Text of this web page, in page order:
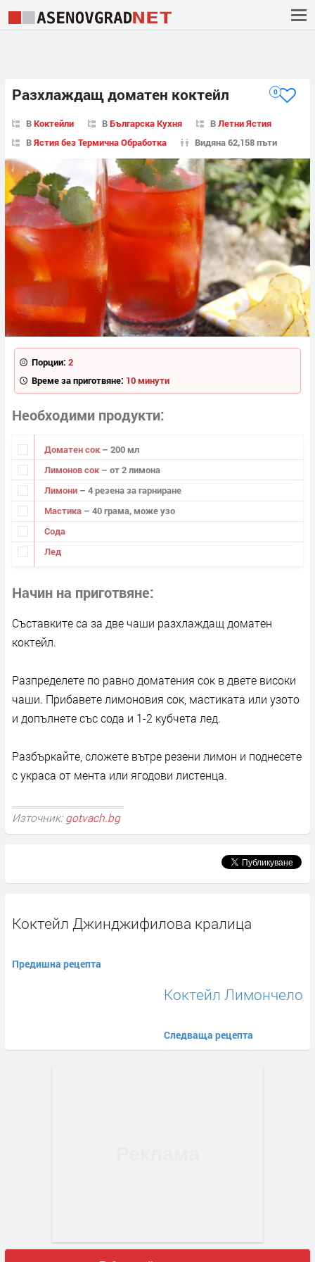
Разхлаждащ доматен коктейл 0
ВКоктейли ВБългарска Кухня ВЛетни Ястия
ВЯстия без Термична Обработка Видяна 62,158 пъти
Порции: 2
Време за приготвяне: 10 минути
Необходими продукти
Доматен сок – 200 мл
Лимонов сок – от 2 лимона
Лимони – 4 резена за гарниране
Мастика – 40 грама, може узо
Сода
Лед
Начин на приготвяне
Съставките са за две чаши разхлаждащ доматен
коктейл.
Разпределете по равно доматения сок в двете високи
чаши. Прибавете лимоновия сок, мастиката или узото
и допълнете със сода и 1-2 кубчета лед.
Разбъркайте, сложете вътре резени лимон и поднесете
с украса от мента или ягодови листенца.
Източник: gotvach.bg
Коктейл Джинджифилова кралица
Предишна рецепта
Коктейл Лимончело
Следваща рецепта